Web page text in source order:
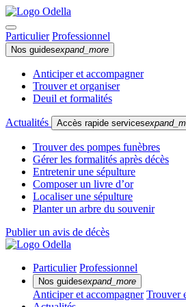
Particulier Professionnel
Nos guidesexpand_more
Anticiper et accompagner
Trouver et organiser
Deuil et formalités
Actualités Accès rapide services
Trouver des pompes funèbres
Gérer les formalités après décès
Entretenir une sépulture
Composer un livre d’or
Localiser une sépulture
Planter un arbre du souvenir
Publier un avis de décès
Particulier Professionnel
Nos guidesexpand_more
Anticiper et accompagner Trouver